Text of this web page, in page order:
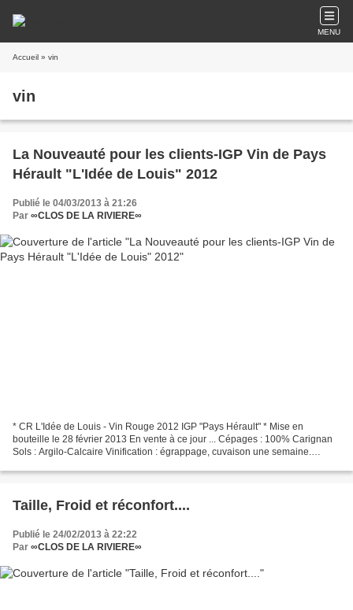
MENU
Accueil » vin
vin
La Nouveauté pour les clients-IGP Vin de Pays
Hérault "L'Idée de Louis" 2012
Publié le 04/03/2013 à 21:26
Par ∞CLOS DE LA RIVIERE∞
* CR L'Idée de Louis - Vin Rouge 2012 IGP "Pays Hérault" * Mise en
bouteille le 28 février 2013 En vente à ce jour ... Cépages : 100% Carignan
Sols : Argilo-Calcaire Vinification : égrappage, cuvaison une semaine.
Taille, Froid et réconfort....
Publié le 24/02/2013 à 22:22
Par ∞CLOS DE LA RIVIERE∞